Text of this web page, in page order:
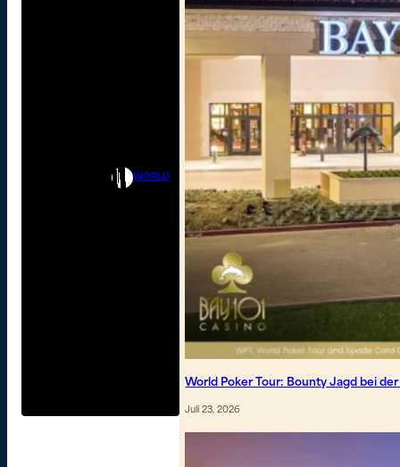
WORLD
World Poker Tour: Bounty Jagd bei
Juli 23, 2026